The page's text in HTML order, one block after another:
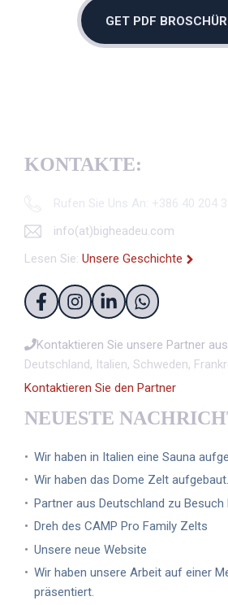
GET PDF
KONTAKTE:
Rufen Sie Uns An: +386 40 204
info(at)bigheadeu.com
Lesen Sie: Unsere Geschichte
Kontaktieren Sie unsere Partner
Deutschland, Italien, Schweden,
Kontaktieren Sie den Partner
NEUESTE
Wir haben in Italien eine Sauna
Wir haben das Dome Zelt aufgebaut.
Partner aus Deutschland zu Besuch
Dreh des CAMP Pro Family Zelts
Unsere neue Website
Wir haben unsere Arbeit auf einer
präsentiert.